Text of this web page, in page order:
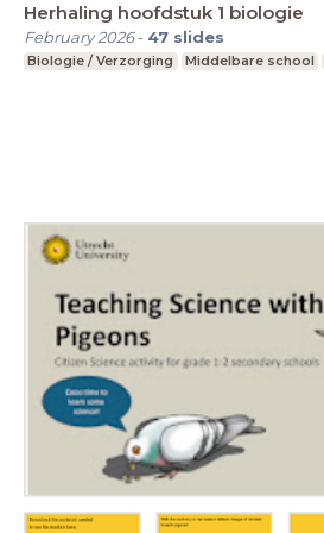
Herhaling hoofdstuk 1 biologie
February 2026- 47 slides
Biologie / Verzorging Middelbare school